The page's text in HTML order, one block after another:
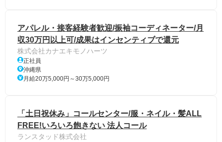
アパレル・接客経験者歓迎/振袖コーディネーター/月
収30万円以上可/成果はインセンティブで還元
株式会社カナエキモノハーツ
正社員
沖縄県
月給20万5,000円～30万5,000円
「土日祝休み」コールセンター/服・ネイル・髪ALL
FREE!いろいろ飽きない 法人コール
ランスタッド株式会社